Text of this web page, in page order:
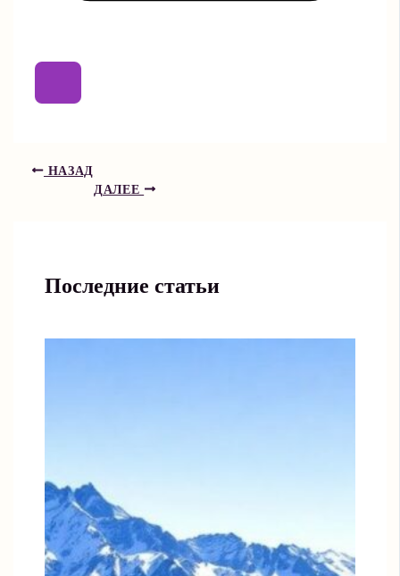
НАЗАД
ДАЛЕЕ
Последние статьи